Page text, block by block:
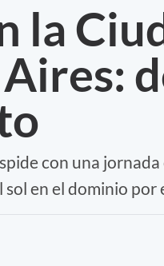
la
con una
sol en el dominio